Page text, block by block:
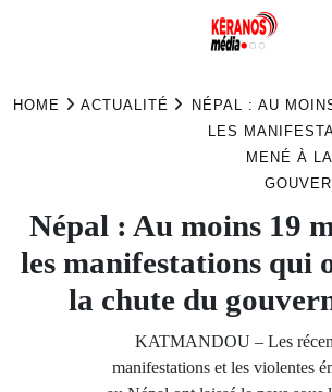
HOME ACTUALITÉ
NÉPAL : AU
LES
MENÉ À
Népal : Au moins 19
les manifestations qui
la chute du
KATMANDOU – Les
manifestations et les violentes